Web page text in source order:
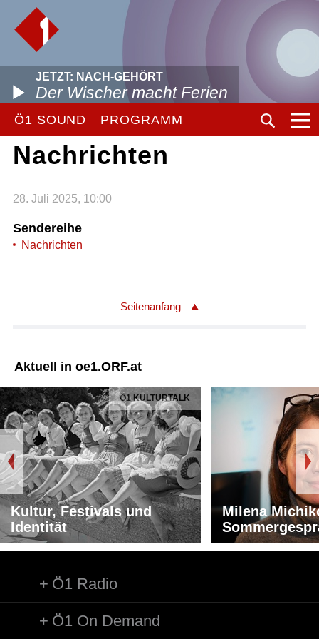
JETZT: NACH-GEHÖRT
Der Wischer macht Ferien
Ö1 SOUND PROGRAMM
Nachrichten
28. Juli 2025, 10:00
Sendereihe
Nachrichten
Seitenanfang
Aktuell in oe1.ORF.at
Ö1 KULTURTALK
Kultur, Festivals und
Identität
Milena
Ö1 Radio
Ö1 On Demand